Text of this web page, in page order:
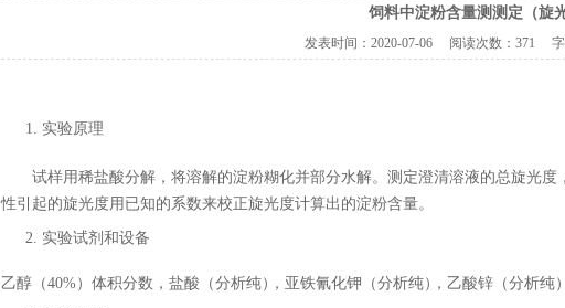
饲料中淀粉含量测测定（旋
发表时间： 2020-07-06 阅读次数： 371 字
1. 实验原理
试样用稀盐酸分解，将溶解的淀粉糊化并部分水解。测定澄清溶液的总旋光度
性引起的旋光度用已知的系数来校正旋光度计算出的淀粉含量。
2. 实验试剂和设备
乙醇 （40%）体积分数，盐酸（分析纯） ，亚铁氰化钾（分析纯） ，乙酸锌（分析纯